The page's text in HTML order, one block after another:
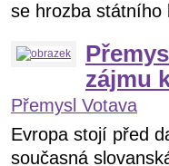
se hrozba státního
zájmu
Přemysl Votava
Evropa stojí před
současná